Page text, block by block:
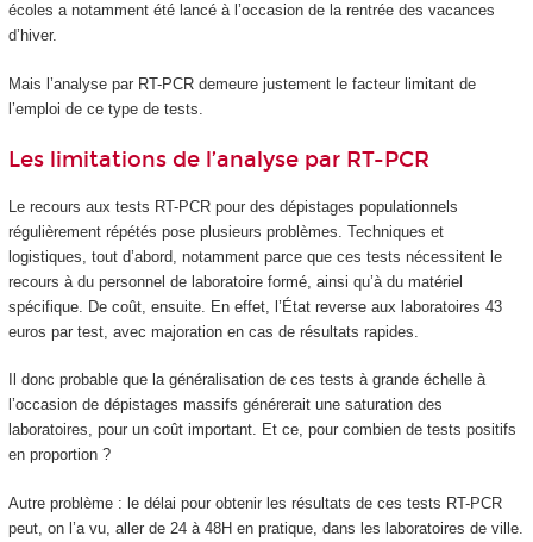
écoles a notamment été lancé à l’occasion de la rentrée des vacances
d’hiver.
Mais l’analyse par RT-PCR demeure justement le facteur limitant de
l’emploi de ce type de tests.
Les limitations de l’analyse par RT-PCR
Le recours aux tests RT-PCR pour des dépistages populationnels
régulièrement répétés pose plusieurs problèmes. Techniques et
logistiques, tout d’abord, notamment parce que ces tests nécessitent le
recours à du personnel de laboratoire formé, ainsi qu’à du matériel
spécifique. De coût, ensuite. En effet, l’État reverse aux laboratoires 43
euros par test, avec majoration en cas de résultats rapides.
Il donc probable que la généralisation de ces tests à grande échelle à
l’occasion de dépistages massifs générerait une saturation des
laboratoires, pour un coût important. Et ce, pour combien de tests positifs
en proportion ?
Autre problème : le délai pour obtenir les résultats de ces tests RT-PCR
peut, on l’a vu, aller de 24 à 48H en pratique, dans les laboratoires de ville.